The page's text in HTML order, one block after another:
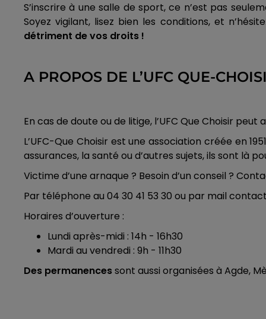
S’inscrire à une salle de sport, ce n’est pas
Soyez vigilant, lisez bien les conditions, et
détriment de vos droits !
A PROPOS DE L’UFC QUE-
En cas de doute ou de litige, l’UFC Que Choisir
L’UFC-Que Choisir est une association créée en
assurances, la santé ou d’autres sujets, ils sont là
Victime d’une arnaque ? Besoin d’un conseil ?
Par téléphone au 04 30 41 53 30 ou par mail
Horaires d’ouverture :
Lundi après-midi : 14h - 16h30
Mardi au vendredi : 9h - 11h30
Des permanencessont aussi organisées à Agde,